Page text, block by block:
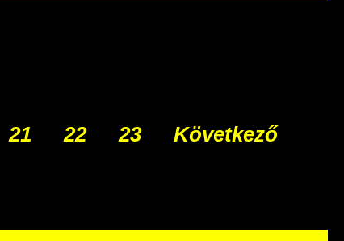
21 22 23 Következő